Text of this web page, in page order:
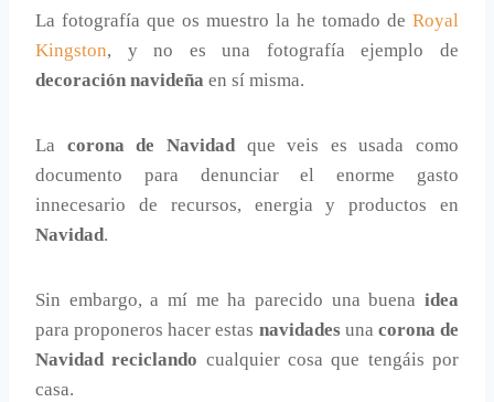
La fotografía que os muestro la he tomado de Royal
Kingston, y no es una fotografía ejemplo de
decoración navideña en sí misma.
La corona de Navidadque veis es usada como
documento para denunciar el enorme gasto
innecesario de recursos, energia y productos en
Navidad.
Sin embargo, a mí me ha parecido una buena idea
para proponeros hacer estas navidadesuna corona de
Navidad reciclando cualquier cosa que tengáis por
casa.